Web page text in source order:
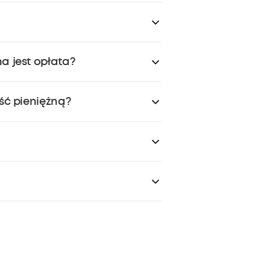
jest opłata?
pieniężną?